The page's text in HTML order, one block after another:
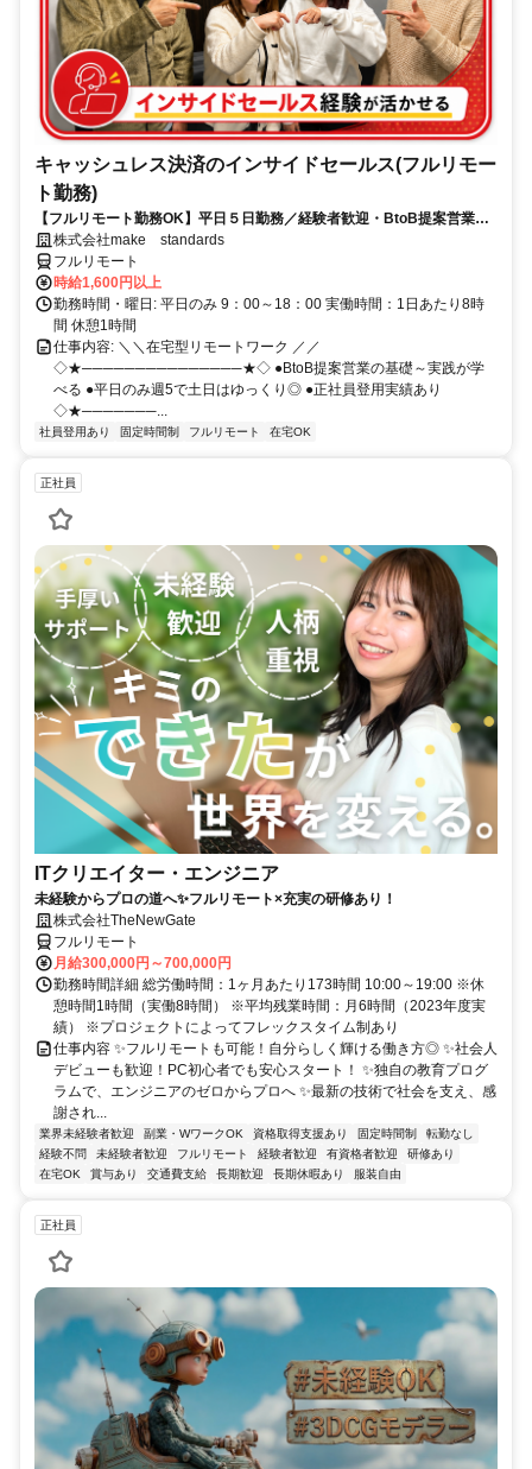
キャッシュレス決済のインサイドセールス(フルリモー
ト勤務)
【フルリモート勤務OK】平日５日勤務／経験者歓迎・BtoB提案営業で
スキルアップ
株式会社make standards
フルリモート
時給1,600円以上
勤務時間・曜日: 平日のみ 9：00～18：00 実働時間：1日あたり8時
間 休憩1時間
仕事内容: ＼＼在宅型リモートワーク ／／
◇★───────────────★◇ ●BtoB提案営業の基礎～実践が学
べる ●平日のみ週5で土日はゆっくり◎ ●正社員登用実績あり
◇★───────...
社員登用あり 固定時間制 フルリモート 在宅OK
正社員
ITクリエイター・エンジニア
未経験からプロの道へ✨フルリモート×充実の研修あり！
株式会社TheNewGate
フルリモート
月給300,000円～700,000円
勤務時間詳細 総労働時間：1ヶ月あたり173時間 10:00～19:00 ※休
憩時間1時間（実働8時間） ※平均残業時間：月6時間（2023年度実
績） ※プロジェクトによってフレックスタイム制あり
仕事内容 ✨フルリモートも可能！自分らしく輝ける働き方◎ ✨社会人
デビューも歓迎！PC初心者でも安心スタート！ ✨独自の教育プログ
ラムで、エンジニアのゼロからプロへ ✨最新の技術で社会を支え、感
謝され...
業界未経験者歓迎 副業・WワークOK 資格取得支援あり 固定時間制
転勤なし
経験不問
未経験者歓迎 フルリモート 経験者歓迎 有資格者歓迎
研修あり
在宅OK
賞与あり 交通費支給 長期歓迎 長期休暇あり 服装自由
正社員